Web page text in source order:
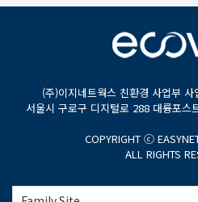
(주)이지네트웍스 친환경 사업부
서울시 구로구 디지털로 288 대륭포스
COPYRIGHT ⓒ
ALL RIGHTS